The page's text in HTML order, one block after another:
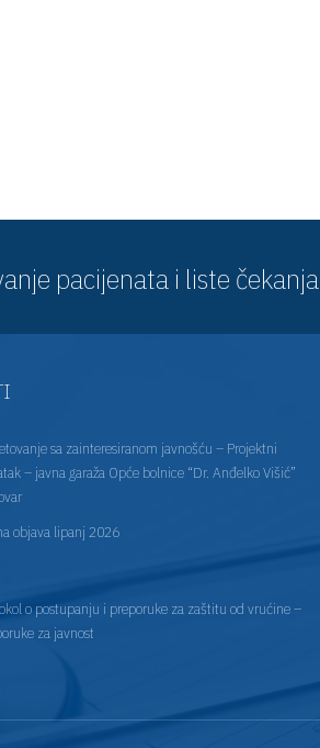
pacijenata i liste čekanja
sa zainteresiranom javnošću – Projektni
– javna garaža Opće bolnice “Dr. Anđelko Višić”
objava lipanj 2026
o postupanju i preporuke za zaštitu od vrućine –
za javnost